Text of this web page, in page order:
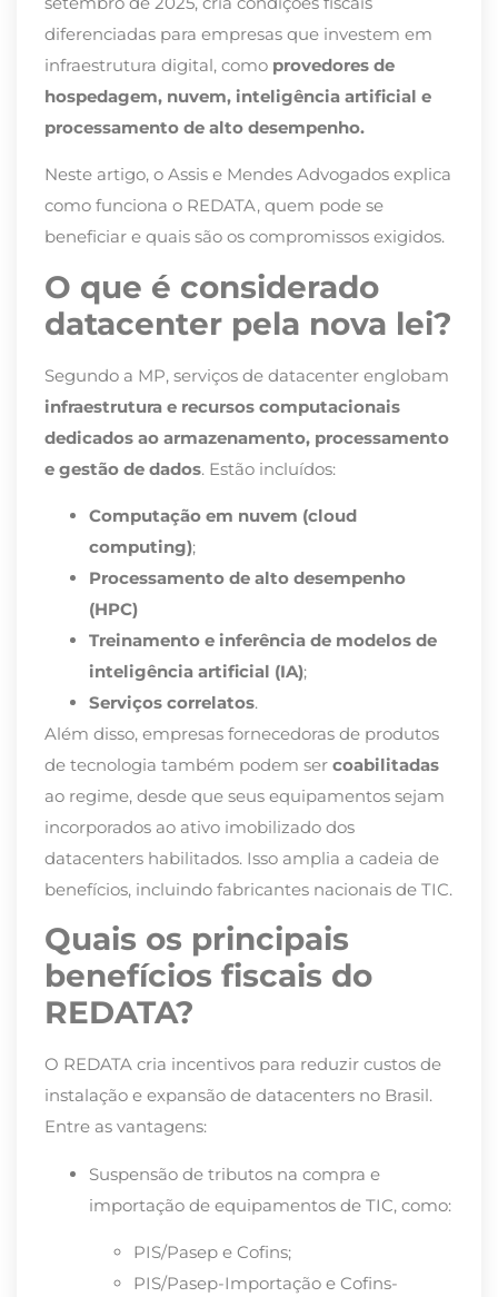
diferenciadas para empresas que investem em
infraestrutura digital, como provedores de
hospedagem, nuvem, inteligência artificial e
processamento de alto desempenho.
Neste artigo, o Assis e Mendes Advogados explica
como funciona o REDATA, quem pode se
beneficiar e quais são os compromissos exigidos.
O que é considerado
datacenter pela nova lei?
Segundo a MP, serviços de datacenter englobam
infraestrutura e recursos computacionais
dedicados ao armazenamento, processamento
e gestão de dados. Estão incluídos:
Computação em nuvem (cloud
computing);
Processamento de alto desempenho
(HPC)
Treinamento e inferência de modelos de
inteligência artificial (IA);
Serviços correlatos.
Além disso, empresas fornecedoras de produtos
de tecnologia também podem ser coabilitadas
ao regime, desde que seus equipamentos sejam
incorporados ao ativo imobilizado dos
datacenters habilitados. Isso amplia a cadeia de
benefícios, incluindo fabricantes nacionais de TIC.
Quais os principais
benefícios fiscais do
REDATA?
O REDATA cria incentivos para reduzir custos de
instalação e expansão de datacenters no Brasil.
Entre as vantagens:
Suspensão de tributos na compra e
importação de equipamentos de TIC, como:
PIS/Pasep e Cofins;
PIS/Pasep-Importação e Cofins-